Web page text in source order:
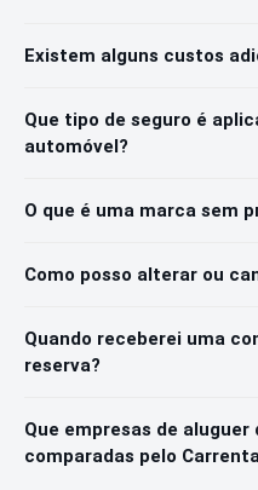
Existem alguns custos
Que tipo de seguro é
automóvel?
O que é uma marca sem
Como posso alterar ou
Quando receberei uma
reserva?
Que empresas de aluguer
comparadas pelo